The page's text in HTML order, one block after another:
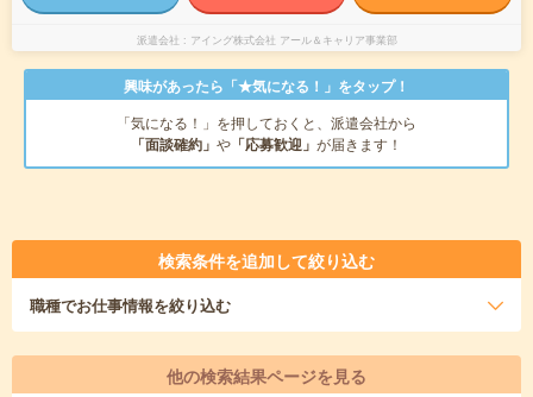
派遣会社 アイング株式会社 アール＆キャリア事業部
興味があったら「★気になる！」をタップ！
「気になる！」を押しておくと、派遣会社から
「面談確約」 や 「応募歓迎」 が届きます！
検索条件を追加して絞り込む
職種でお仕事情報を絞り込む
他の検索結果ページを見る